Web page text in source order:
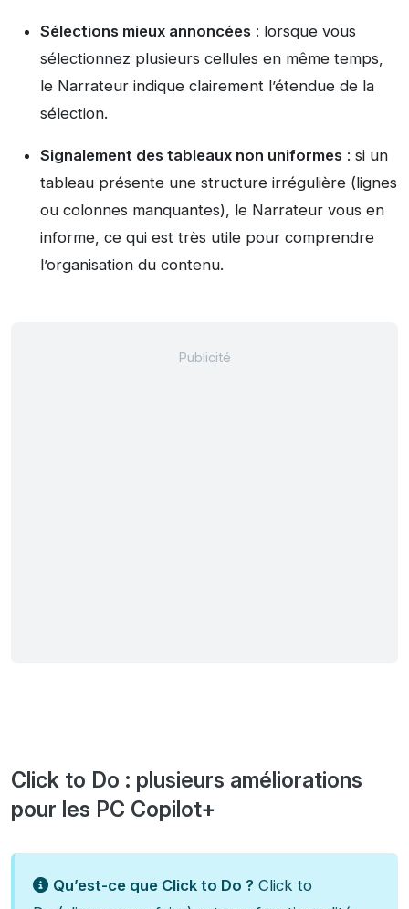
Sélections mieux annoncées : lorsque vous
sélectionnez plusieurs cellules en même temps,
le Narrateur indique clairement l’étendue de la
sélection.
Signalement des tableaux non uniformes : si un
tableau présente une structure irrégulière (lignes
ou colonnes manquantes), le Narrateur vous en
informe, ce qui est très utile pour comprendre
l’organisation du contenu.
Click to Do : plusieurs améliorations
pour les PC Copilot+
Qu’est-ce que Click to Do ? Click to